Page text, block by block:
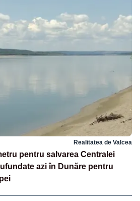
Realitatea de Valcea
pentru salvarea Centralei
azi în Dunăre pentru